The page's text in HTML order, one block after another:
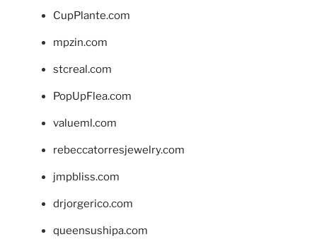
CupPlante.com
mpzin.com
stcreal.com
PopUpFlea.com
valueml.com
rebeccatorresjewelry.com
jmpbliss.com
drjorgerico.com
queensushipa.com